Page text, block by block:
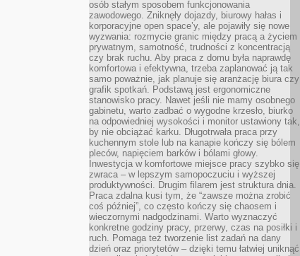
osób stałym sposobem funkcjonowania
zawodowego. Zniknęły dojazdy, biurowy hałas i
korporacyjne open space’y, ale pojawiły się nowe
wyzwania: rozmycie granic między pracą a życiem
prywatnym, samotność, trudności z koncentracją
czy brak ruchu. Aby praca z domu była naprawdę
komfortowa i efektywna, trzeba zaplanować ją tak
samo poważnie, jak planuje się aranżację biura czy
grafik spotkań. Podstawą jest ergonomiczne
stanowisko pracy. Nawet jeśli nie mamy osobnego
gabinetu, warto zadbać o wygodne krzesło, biurko
na odpowiedniej wysokości i monitor ustawiony tak,
by nie obciążać karku. Długotrwała praca przy
kuchennym stole lub na kanapie kończy się bólem
pleców, napięciem barków i bólami głowy.
Inwestycja w komfortowe miejsce pracy szybko się
zwraca – w lepszym samopoczuciu i wyższej
produktywności. Drugim filarem jest struktura dnia.
Praca zdalna kusi tym, że “zawsze można zrobić
coś później”, co często kończy się chaosem i
wieczornymi nadgodzinami. Warto wyznaczyć
konkretne godziny pracy, przerwy, czas na posiłki i
ruch. Pomaga też tworzenie list zadań na dany
dzień oraz priorytetów – dzięki temu łatwiej uniknąć